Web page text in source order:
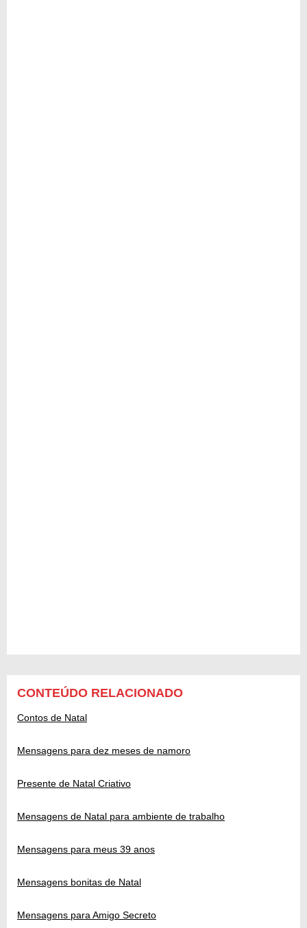
CONTEÚDO RELACIONADO
Contos de Natal
Mensagens para dez meses de namoro
Presente de Natal Criativo
Mensagens de Natal para ambiente de trabalho
Mensagens para meus 39 anos
Mensagens bonitas de Natal
Mensagens para Amigo Secreto